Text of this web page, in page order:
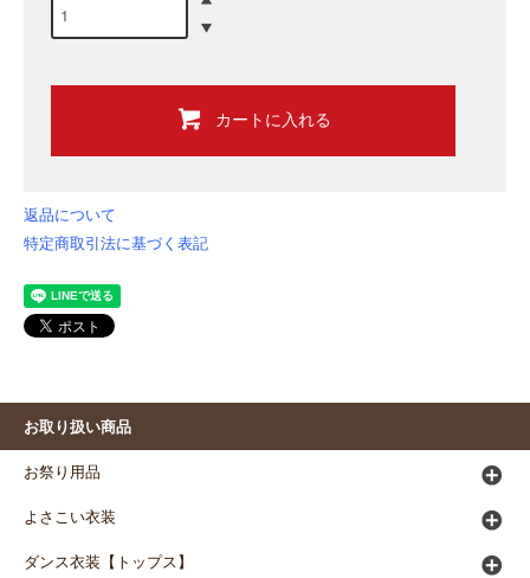
カートに入れる
返品について
特定商取引法に基づく表記
お取り扱い商品
お祭り用品
よさこい衣装
ダンス衣装【トップス】